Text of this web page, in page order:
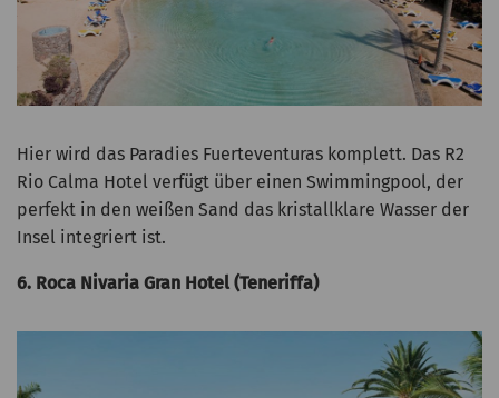
Hier wird das Paradies Fuerteventuras komplett. Das R2
Rio Calma Hotel verfügt über einen Swimmingpool, der
perfekt in den weißen Sand das kristallklare Wasser der
Insel integriert ist.
6. Roca Nivaria Gran Hotel (Teneriffa)